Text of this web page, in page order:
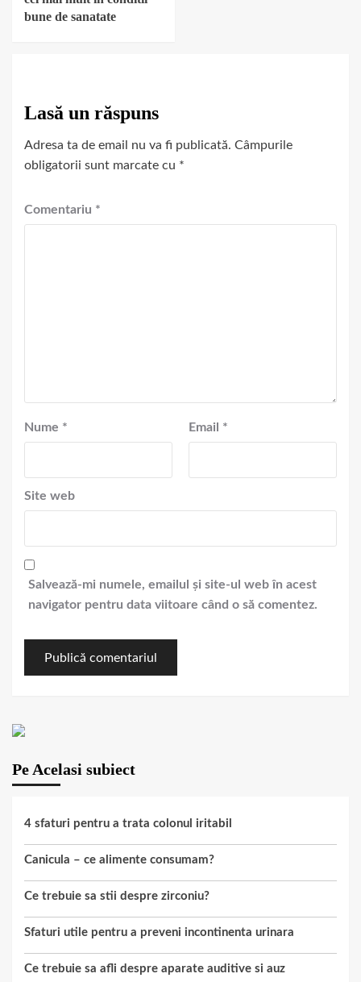
bune de sanatate
Lasă un răspuns
Adresa ta de email nu va fi publicată. Câmpurile
obligatorii sunt marcate cu *
Comentariu *
Nume * Email *
Site web
Salvează-mi numele, emailul și site-ul web în acest
navigator pentru data viitoare când o să comentez.
Pe Acelasi subiect
4 sfaturi pentru a trata colonul iritabil
Canicula – ce alimente consumam?
Ce trebuie sa stii despre zirconiu?
Sfaturi utile pentru a preveni incontinenta urinara
Ce trebuie sa afli despre aparate auditive si auz